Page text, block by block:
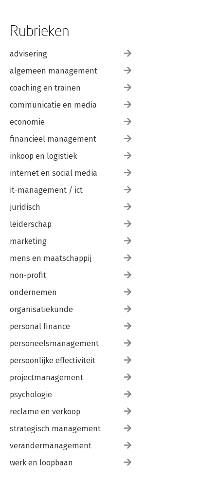
Rubrieken
advisering
algemeen management
coaching en trainen
communicatie en media
economie
financieel management
inkoop en logistiek
internet en social media
it-management / ict
juridisch
leiderschap
marketing
mens en maatschappij
non-profit
ondernemen
organisatiekunde
personal finance
personeelsmanagement
persoonlijke effectiviteit
projectmanagement
psychologie
reclame en verkoop
strategisch management
verandermanagement
werk en loopbaan